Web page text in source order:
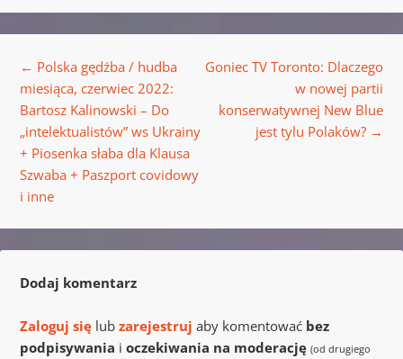
← Polska gędźba / hudba
miesiąca, czerwiec 2022:
Bartosz Kalinowski – Do
„intelektualistów” ws Ukrainy
+ Piosenka słaba dla Klausa
Szwaba + Paszport covidowy
i inne
Goniec TV Toronto: Dlaczego
w nowej partii
konserwatywnej New Blue
jest tylu Polaków? →
Dodaj komentarz
Zaloguj sięlub zarejestruj aby komentować bez
podpisywania i oczekiwania na moderację (od drugiego